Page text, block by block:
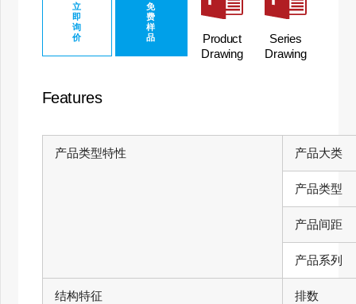
立
即
询
价
免
费
样
品
Product
Drawing
Series
Drawing
Features
产品类型特性 产品大类
产品类型
产品间距
产品系列
结构特征 排数